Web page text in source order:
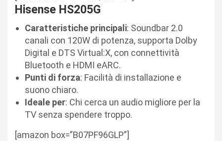
Hisense HS205G
Caratteristiche principali: Soundbar 2.0
canali con 120W di potenza, supporta Dolby
Digital e DTS Virtual:X, con connettività
Bluetooth e HDMI eARC.
Punti di forza: Facilità di installazione e
suono chiaro.
Ideale per: Chi cerca un audio migliore per la
TV senza spendere troppo.
[amazon box=”B07PF96GLP”]